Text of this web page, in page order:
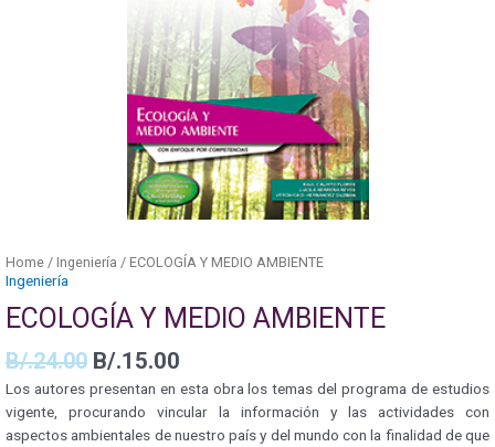
Home / Ingeniería / ECOLOGÍA Y MEDIO AMBIENTE
Ingeniería
ECOLOGÍA Y MEDIO AMBIENTE
B/.24.00 B/.15.00
Los autores presentan en esta obra los temas del programa de estudios
vigente, procurando vincular la información y las actividades con
aspectos ambientales de nuestro país y del mundo con la finalidad de que